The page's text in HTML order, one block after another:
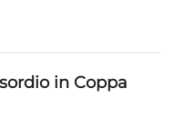
in Coppa